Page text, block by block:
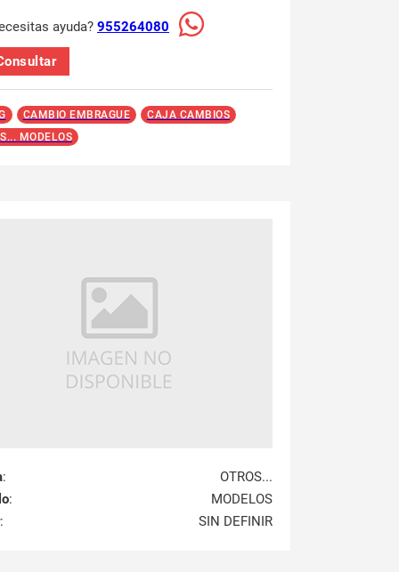
ayuda? 955264080
CAMBIO EMBRAGUE
CAJA CAMBIOS
MODELOS
:
OTROS...
:
MODELOS
: SIN DEFINIR